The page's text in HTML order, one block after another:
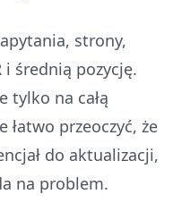
strony,
i średnią pozycję.
tylko na całą
łatwo przeoczyć, że
do aktualizacji,
na problem.